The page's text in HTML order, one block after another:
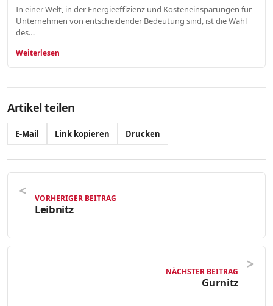
In einer Welt, in der Energieeffizienz und Kosteneinsparungen für
Unternehmen von entscheidender Bedeutung sind, ist die Wahl
des…
Weiterlesen
Artikel teilen
E-Mail Link kopieren Drucken
VORHERIGER BEITRAG
Leibnitz
NÄCHSTER BEITRAG
Gurnitz